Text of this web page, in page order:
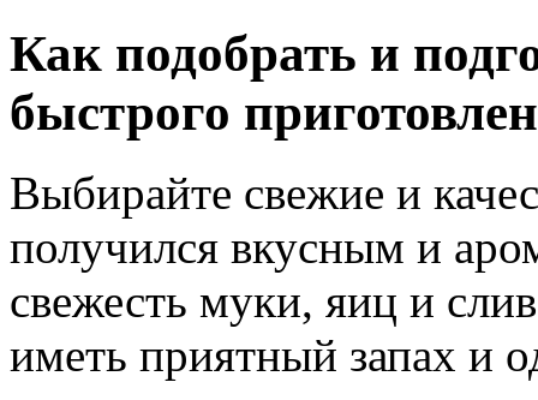
Как подобрать и
быстрого
Выбирайте свежие и
получился вкусным и
свежесть муки, яиц и
иметь приятный запах и